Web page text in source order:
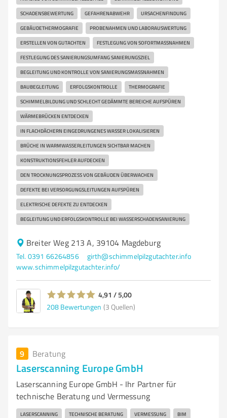
SCHADENSBEWERTUNG GEFAHRENABWEHR URSACHENFINDUNG
GEBÄUDETHERMOGRAFIE PROBENAHMEN UND LABORAUSWERTUNG
ERSTELLEN VON GUTACHTEN FESTLEGUNG VON SOFORTMASSNAHMEN
FESTLEGUNG DES SANIERUNGSUMFANG SANIERUNGSZIEL
BEGLEITUNG UND KONTROLLE VON SANIERUNGSMASSNAHMEN
BAUBEGLEITUNG ERFOLGSKONTROLLE THERMOGRAFIE
SCHIMMELBILDUNG UND SCHLECHT GEDÄMMTE BEREICHE AUFSPÜREN
WÄRMEBRÜCKEN ENTDECKEN
IN FLACHDÄCHERN EINGEDRUNGENES WASSER LOKALISIEREN
BRÜCHE IN WARMWASSERLEITUNGEN SICHTBAR MACHEN
KONSTRUKTIONSFEHLER AUFDECKEN
DEN TROCKNUNGSPROZESS VON GEBÄUDEN ÜBERWACHEN
DEFEKTE BEI VERSORGUNGSLEITUNGEN AUFSPÜREN
ELEKTRISCHE DEFEKTE ZU ENTDECKEN
BEGLEITUNG UND ERFOLGSKONTROLLE BEI WASSERSCHADENSANIERUNG
Breiter Weg 213 A, 39104 Magdeburg
Tel. 0391 66264856
girth@schimmelpilzgutachter.info
www.schimmelpilzgutachter.info/
4,91 / 5,00
208 Bewertungen (3 Quellen)
9 Beratung
Laserscanning Europe GmbH
Laserscanning Europe GmbH - Ihr Partner für
technische Beratung und Vermessung
LASERSCANNING TECHNISCHE BERATUNG VERMESSUNG BIM